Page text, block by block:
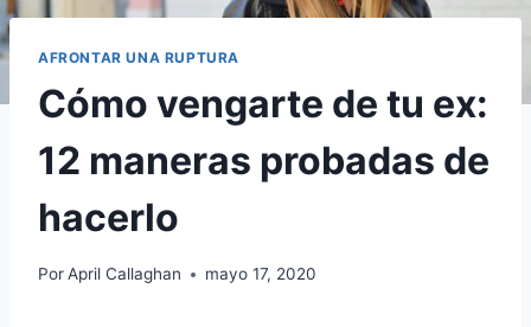
AFRONTAR UNA RUPTURA
Cómo vengarte de tu ex:
12 maneras probadas de
hacerlo
PorApril Callaghan mayo 17, 2020